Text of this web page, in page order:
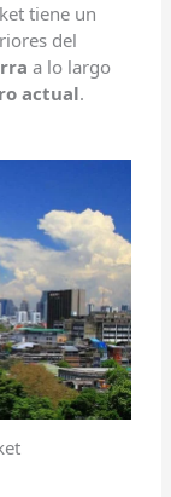
tiene un
del
a lo largo
actual.